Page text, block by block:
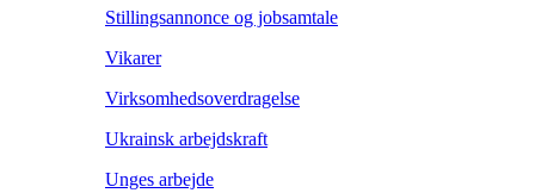
Stillingsannonce og jobsamtale
Vikarer
Virksomhedsoverdragelse
Ukrainsk arbejdskraft
Unges arbejde